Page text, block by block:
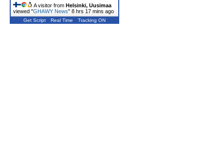
A visitor from Helsinki, Uusimaa
viewed "GHAWY News" 8 hrs 17 mins ago
Get Script Real Time Tracking ON